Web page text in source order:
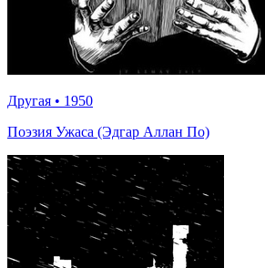
Другая • 1950
Поэзия Ужаса (Эдгар Аллан По)